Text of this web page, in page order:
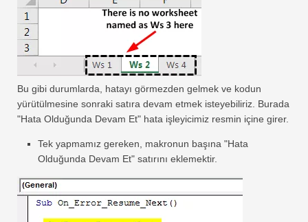
Bu gibi durumlarda, hatayı görmezden gelmek ve kodun
yürütülmesine sonraki satıra devam etmek isteyebiliriz. Burada
"Hata Olduğunda Devam Et" hata işleyicimiz resmin içine girer.
Tek yapmamız gereken, makronun başına "Hata
Olduğunda Devam Et" satırını eklemektir.